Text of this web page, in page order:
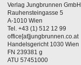
Verlag Jungbrunnen GmbH
Rauhensteingasse 5
A-1010 Wien
Tel. +43 (1) 512 12 99
office[at]jungbrunnen.co.at
Handelsgericht 1030 Wien
FN 239381 g
ATU 57451000